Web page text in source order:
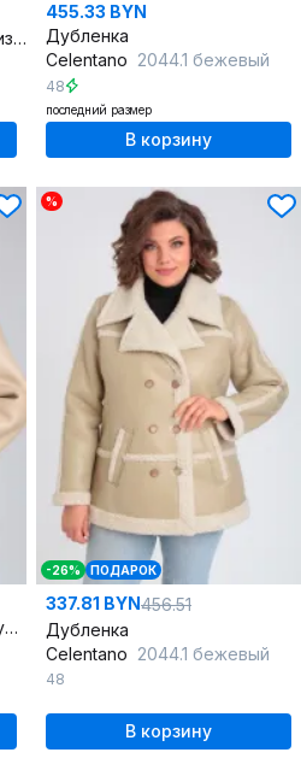
Дубленка двухсторонняя из искусственной кожи с меховой отделкой
455.33 BYN
Дубленка
Celentano 2044.1 бежевый
48
последний размер
В корзину
Короткая демисезонная дубленка из экокожи с меховой изнанкой
%
-26% ПОДАРОК
337.81 BYN456.51
Дубленка
Celentano 2044.1 бежевый
48
В корзину